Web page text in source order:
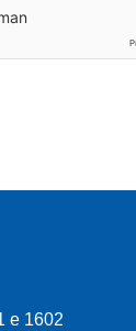
e 1602